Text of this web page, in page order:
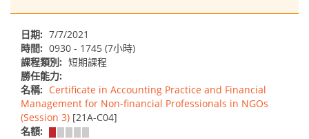
日期: 7/7/2021
時間: 0930 - 1745 (7小時)
課程類別: 短期課程
勝任能力:
名稱: Certificate in Accounting Practice and Financial
Management for Non-financial Professionals in NGOs
(Session 3) [21A-C04]
名額: